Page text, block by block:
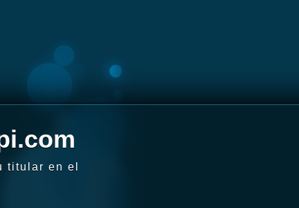
titular en el